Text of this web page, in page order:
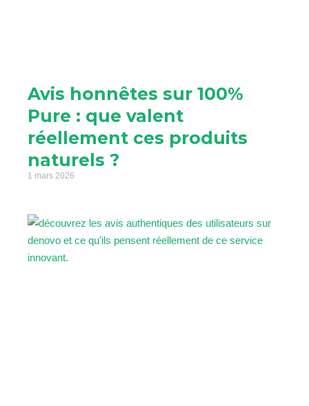
Avis honnêtes sur 100%
Pure : que valent
réellement ces produits
naturels ?
1 mars 2026